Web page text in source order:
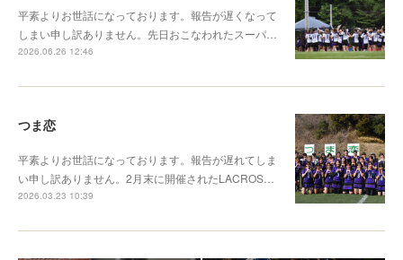
平素よりお世話になっております。報告が遅くなって
しまい申し訳ありません。先日おこなわれたスーパ…
2026.06.26 12:46
つま恋
平素よりお世話になっております。報告が遅れてしま
い申し訳ありません。2月末に開催されたLACROS…
2026.03.23 10:39